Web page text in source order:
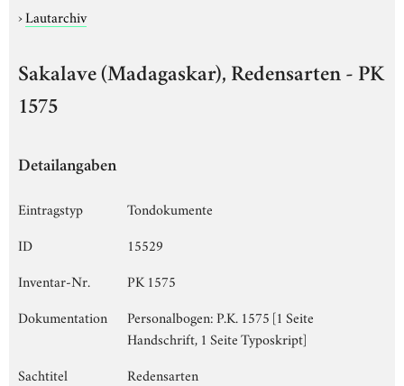
›Lautarchiv
Sakalave (Madagaskar), Redensarten - PK
1575
Detailangaben
Eintragstyp
Tondokumente
ID
15529
Inventar-Nr.
PK 1575
Dokumentation
Personalbogen: P.K. 1575 [1 Seite
Handschrift, 1 Seite Typoskript]
Sachtitel
Redensarten